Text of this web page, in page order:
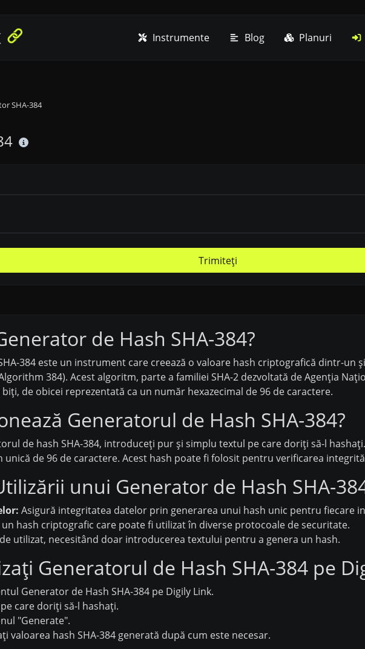
Instrumente Blog Planuri
SHA-384
Trimiteți
de Hash SHA-384?
384 este un instrument care creează o valoare hash criptografică dintr-un
384). Acest algoritm, parte a familiei SHA-2 dezvoltată de Agenția
de obicei reprezentată ca un număr hexazecimal de 96 de caractere.
Generatorul de Hash SHA-384?
de hash SHA-384, introduceți pur și simplu textul pe care doriți să-l
unică de 96 de caractere. Acest hash poate fi folosit pentru verificarea
unui Generator de Hash SHA-
Asigură integritatea datelor prin generarea unui hash unic pentru fiecare
un hash criptografic care poate fi utilizat în diverse protocoale de securitate.
utilizat, necesitând doar introducerea textului pentru a genera un hash.
Generatorul de Hash SHA-384 pe
Generator de Hash SHA-384 pe Digily Link.
care doriți să-l hashați.
"Generate".
valoarea hash SHA-384 generată după cum este necesar.